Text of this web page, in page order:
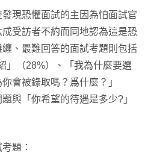
現恐懼面試的主因為怕面試官
受訪者不約而同地認為這是恐
、最難回答的面試考題則包括
」（28%）、「我為什麼要選
會被錄取嗎？爲什麼？」
與「你希望的待遇是多少?」
題：